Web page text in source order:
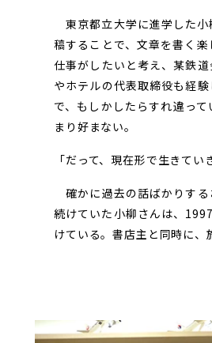
東京都立大学に進学した小
稿することで、文章を書く
仕事がしたいと考え、某鉄
やホテルの代表取締役も経
で、もしかしたらすれ違っ
まり好まない。
「だって、現在形で生きてい
確かに過去の話ばかりする
続けていた小柳さんは、
けている。書店主と同時に、